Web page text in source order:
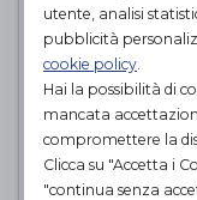
utente, analisi
pubblicità
cookie policy
Hai la possibilità di
mancata
compromettere la
Clicca su "Accetta i
"continua senza